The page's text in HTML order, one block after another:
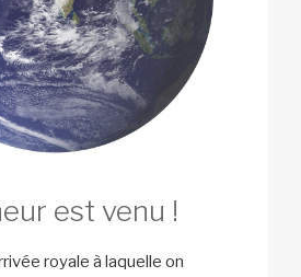
est venu !
royale à laquelle on